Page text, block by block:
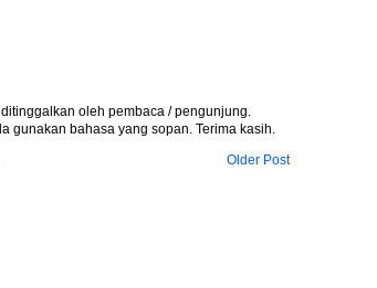
oleh pembaca / pengunjung.
gunakan bahasa yang sopan. Terima kasih.
Older Post